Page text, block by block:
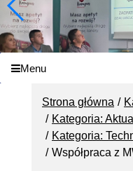
Menu
Strona główna
Kategoria:
Kategoria:
Współpraca z